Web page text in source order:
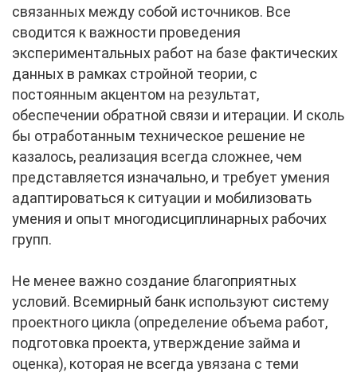
связанных между собой источников. Все
сводится к важности проведения
экспериментальных работ на базе фактических
данных в рамках стройной теории, с
постоянным акцентом на результат,
обеспечении обратной связи и итерации. И сколь
бы отработанным техническое решение не
казалось, реализация всегда сложнее, чем
представляется изначально, и требует умения
адаптироваться к ситуации и мобилизовать
умения и опыт многодисциплинарных рабочих
групп.
Не менее важно создание благоприятных
условий. Всемирный банк используют систему
проектного цикла (определение объема работ,
подготовка проекта, утверждение займа и
оценка), которая не всегда увязана с теми